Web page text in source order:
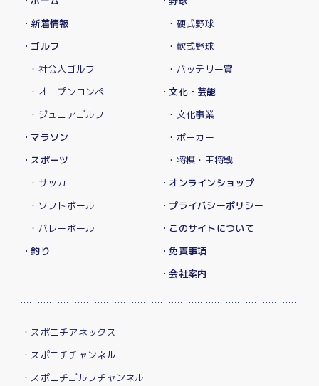
・新着情報
・ゴルフ
・社会人ゴルフ
・オープンコンペ
・ジュニアゴルフ
・マラソン
・スポーツ
・サッカー
・ソフトボール
・バレーボール
・釣り
・硬式野球
・軟式野球
・バッテリー賞
・文化・芸能
・文化事業
・ポーカー
・将棋・王将戦
・オンラインショップ
・プライバシーポリシー
・このサイトについて
・免責事項
・会社案内
・スポニチアネックス
・スポニチチャンネル
・スポニチゴルフチャンネル